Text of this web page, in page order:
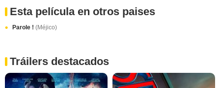
Esta película en otros paises
Parole ! (Méjico)
Tráilers destacados